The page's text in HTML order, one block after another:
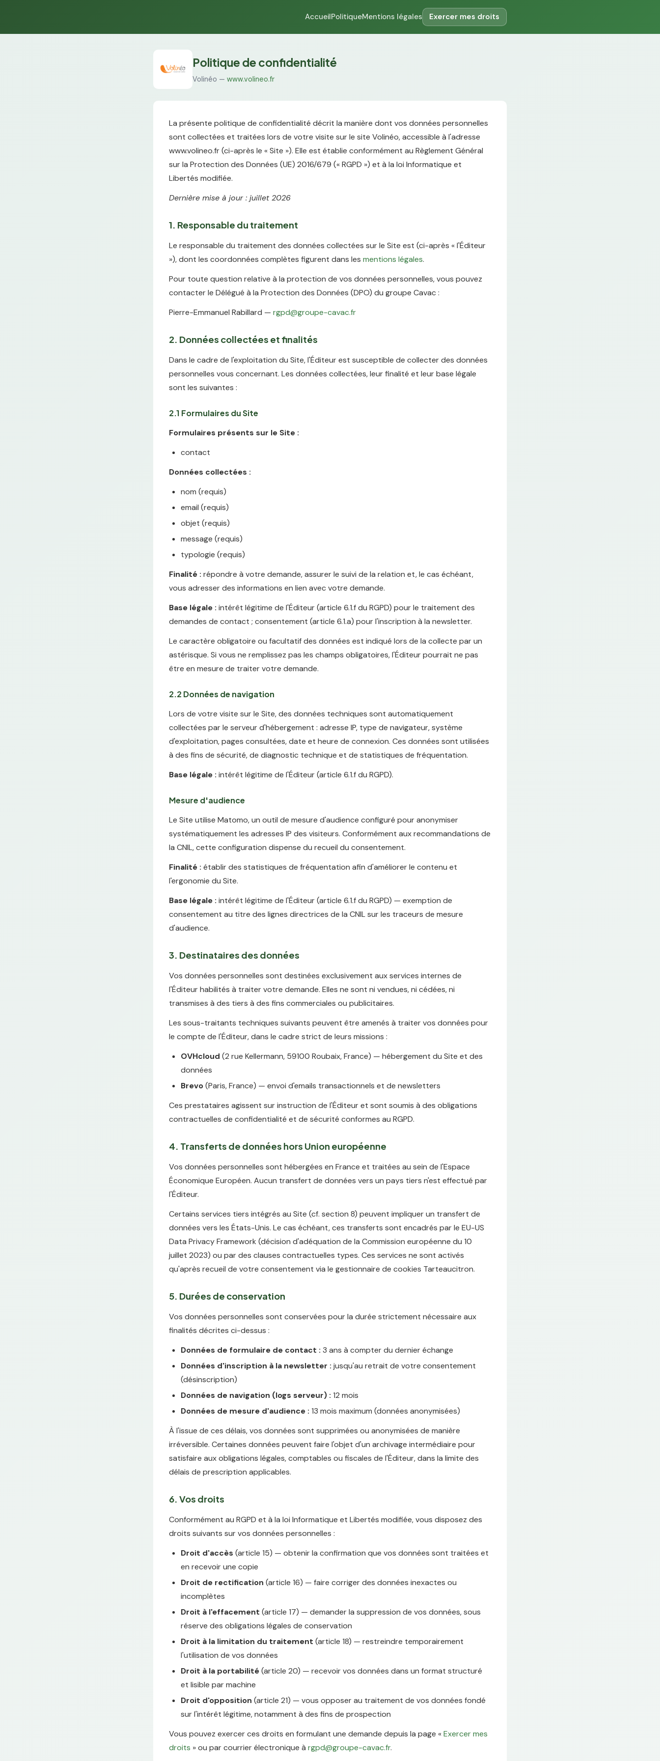
AccueilPolitiqueMentions légales Exercer mes droits
Politique de confidentialité
Volinéo — www.volineo.fr
La présente politique de confidentialité décrit la manière dont vos données personnelles
sont collectées et traitées lors de votre visite sur le site Volinéo, accessible à l'adresse
www.volineo.fr (ci-après le « Site »). Elle est établie conformément au Règlement Général
sur la Protection des Données (UE) 2016/679 (« RGPD ») et à la loi Informatique et
Libertés modifiée.
Dernière mise à jour : juillet 2026
1. Responsable du traitement
Le responsable du traitement des données collectées sur le Site est (ci-après « l'Éditeur
»), dont les coordonnées complètes figurent dans les mentions légales.
Pour toute question relative à la protection de vos données personnelles, vous pouvez
contacter le Délégué à la Protection des Données (DPO) du groupe Cavac :
Pierre-Emmanuel Rabillard — rgpd@groupe-cavac.fr
2. Données collectées et finalités
Dans le cadre de l'exploitation du Site, l'Éditeur est susceptible de collecter des données
personnelles vous concernant. Les données collectées, leur finalité et leur base légale
sont les suivantes :
2.1 Formulaires du Site
Formulaires présents sur le Site :
contact
Données collectées :
nom (requis)
email (requis)
objet (requis)
message (requis)
typologie (requis)
Finalité : répondre à votre demande, assurer le suivi de la relation et, le cas échéant,
vous adresser des informations en lien avec votre demande.
Base légale : intérêt légitime de l'Éditeur (article 6.1.f du RGPD) pour le traitement des
demandes de contact ; consentement (article 6.1.a) pour l'inscription à la newsletter.
Le caractère obligatoire ou facultatif des données est indiqué lors de la collecte par un
astérisque. Si vous ne remplissez pas les champs obligatoires, l'Éditeur pourrait ne pas
être en mesure de traiter votre demande.
2.2 Données de navigation
Lors de votre visite sur le Site, des données techniques sont automatiquement
collectées par le serveur d'hébergement : adresse IP, type de navigateur, système
d'exploitation, pages consultées, date et heure de connexion. Ces données sont utilisées
à des fins de sécurité, de diagnostic technique et de statistiques de fréquentation.
Base légale : intérêt légitime de l'Éditeur (article 6.1.f du RGPD).
Mesure d'audience
Le Site utilise Matomo, un outil de mesure d'audience configuré pour anonymiser
systématiquement les adresses IP des visiteurs. Conformément aux recommandations de
la CNIL, cette configuration dispense du recueil du consentement.
Finalité : établir des statistiques de fréquentation afin d'améliorer le contenu et
l'ergonomie du Site.
Base légale : intérêt légitime de l'Éditeur (article 6.1.f du RGPD) — exemption de
consentement au titre des lignes directrices de la CNIL sur les traceurs de mesure
d'audience.
3. Destinataires des données
Vos données personnelles sont destinées exclusivement aux services internes de
l'Éditeur habilités à traiter votre demande. Elles ne sont ni vendues, ni cédées, ni
transmises à des tiers à des fins commerciales ou publicitaires.
Les sous-traitants techniques suivants peuvent être amenés à traiter vos données pour
le compte de l'Éditeur, dans le cadre strict de leurs missions :
OVHcloud (2 rue Kellermann, 59100 Roubaix, France) — hébergement du Site et des
données
Brevo(Paris, France) — envoi d'emails transactionnels et de newsletters
Ces prestataires agissent sur instruction de l'Éditeur et sont soumis à des obligations
contractuelles de confidentialité et de sécurité conformes au RGPD.
4. Transferts de données hors Union européenne
Vos données personnelles sont hébergées en France et traitées au sein de l'Espace
Économique Européen. Aucun transfert de données vers un pays tiers n'est effectué par
l'Éditeur.
Certains services tiers intégrés au Site (cf. section 8) peuvent impliquer un transfert de
données vers les États-Unis. Le cas échéant, ces transferts sont encadrés par le EU-US
Data Privacy Framework (décision d'adéquation de la Commission européenne du 10
juillet 2023) ou par des clauses contractuelles types. Ces services ne sont activés
qu'après recueil de votre consentement via le gestionnaire de cookies Tarteaucitron.
5. Durées de conservation
Vos données personnelles sont conservées pour la durée strictement nécessaire aux
finalités décrites ci-dessus :
Données de formulaire de contact : 3 ans à compter du dernier échange
Données d'inscription à la newsletter : jusqu'au retrait de votre consentement
(désinscription)
Données de navigation (logs serveur) : 12 mois
Données de mesure d'audience : 13 mois maximum (données anonymisées)
À l'issue de ces délais, vos données sont supprimées ou anonymisées de manière
irréversible. Certaines données peuvent faire l'objet d'un archivage intermédiaire pour
satisfaire aux obligations légales, comptables ou fiscales de l'Éditeur, dans la limite des
délais de prescription applicables.
6. Vos droits
Conformément au RGPD et à la loi Informatique et Libertés modifiée, vous disposez des
droits suivants sur vos données personnelles :
Droit d'accès (article 15) — obtenir la confirmation que vos données sont traitées et
en recevoir une copie
Droit de rectification (article 16) — faire corriger des données inexactes ou
incomplètes
Droit à l'effacement (article 17) — demander la suppression de vos données, sous
réserve des obligations légales de conservation
Droit à la limitation du traitement (article 18) — restreindre temporairement
l'utilisation de vos données
Droit à la portabilité(article 20) — recevoir vos données dans un format structuré
et lisible par machine
Droit d'opposition (article 21) — vous opposer au traitement de vos données fondé
sur l'intérêt légitime, notamment à des fins de prospection
Vous pouvez exercer ces droits en formulant une demande depuis la page «Exercer mes
droits » ou par courrier électronique à rgpd@groupe-cavac.fr.